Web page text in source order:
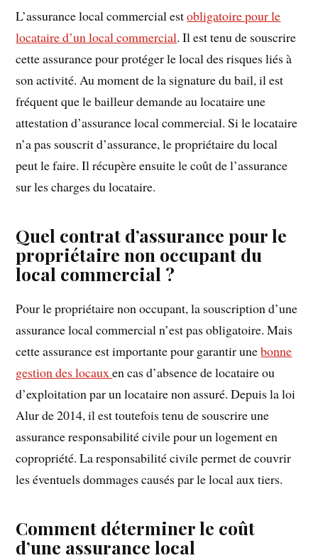
L’assurance local commercial estobligatoire pour le
locataire d’un local commercial. Il est tenu de souscrire
cette assurance pour protéger le local des risques liés à
son activité. Au moment de la signature du bail, il est
fréquent que le bailleur demande au locataire une
attestation d’assurance local commercial. Si le locataire
n’a pas souscrit d’assurance, le propriétaire du local
peut le faire. Il récupère ensuite le coût de l’assurance
sur les charges du locataire.
Quel contrat d’assurance pour le
propriétaire non occupant du
local commercial ?
Pour le propriétaire non occupant, la souscription d’une
assurance local commercial n’est pas obligatoire. Mais
cette assurance est importante pour garantir unebonne
gestion des locauxen cas d’absence de locataire ou
d’exploitation par un locataire non assuré. Depuis la loi
Alur de 2014, il est toutefois tenu de souscrire une
assurance responsabilité civile pour un logement en
copropriété. La responsabilité civile permet de couvrir
les éventuels dommages causés par le local aux tiers.
Comment déterminer le coût
d’une assurance local